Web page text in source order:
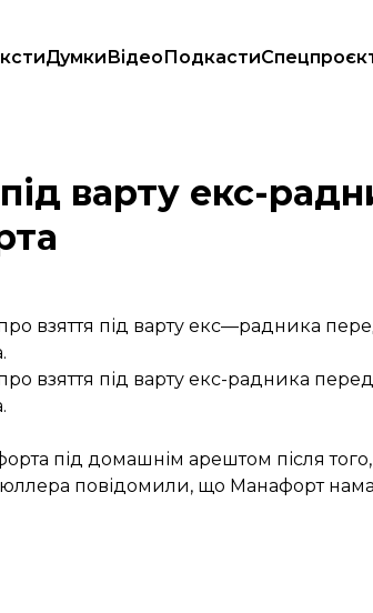
ДумкиВідеоПодкасти
Манафорта
варту екс-
взяття під варту екс—радника
взяття під варту екс-радника
під домашнім арештом після
повідомили, що Манафорт